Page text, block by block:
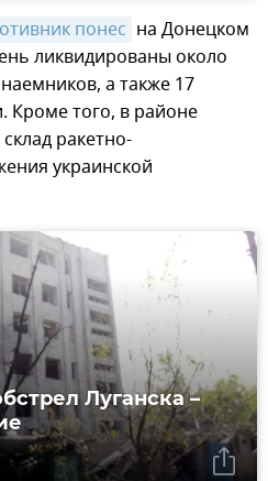
понес на Донецком
ликвидированы около
а также 17
Кроме того, в районе
ракетно-
украинской
Луганска –